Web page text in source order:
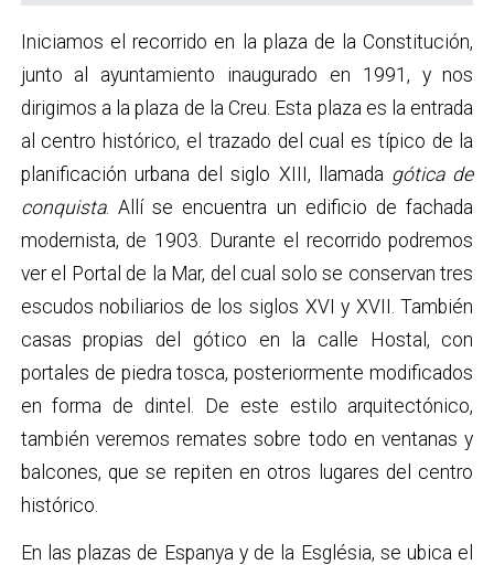
Iniciamos el recorrido en la plaza de la Constitución,
junto al ayuntamiento inaugurado en 1991, y nos
dirigimos a la plaza de la Creu. Esta plaza es la entrada
al centro histórico, el trazado del cual es típico de la
planificación urbana del siglo XIII, llamada gótica de
conquista. Allí se encuentra un edificio de fachada
modernista, de 1903. Durante el recorrido podremos
ver el Portal de la Mar, del cual solo se conservan tres
escudos nobiliarios de los siglos XVI y XVII. También
casas propias del gótico en la calle Hostal, con
portales de piedra tosca, posteriormente modificados
en forma de dintel. De este estilo arquitectónico,
también veremos remates sobre todo en ventanas y
balcones, que se repiten en otros lugares del centro
histórico.
En las plazas de Espanya y de la Església, se ubica el